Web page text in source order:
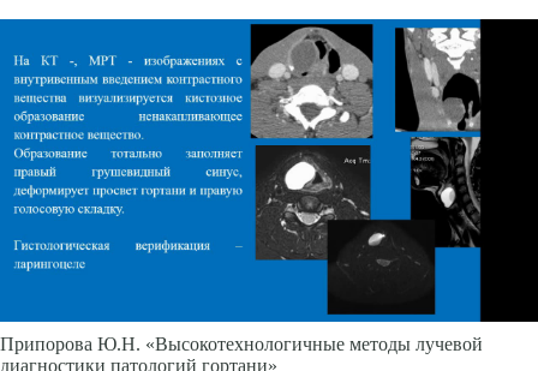
Припорова Ю.Н. «Высокотехнологичные методы лучевой
диагностики патологий гортани»